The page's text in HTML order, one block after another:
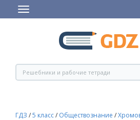
ГДЗ /5 класс/ Обществознание /